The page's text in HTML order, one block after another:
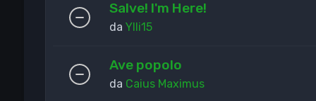
Salve! I'm Here!
da Ylli15
Ave popolo
da Caius Maximus